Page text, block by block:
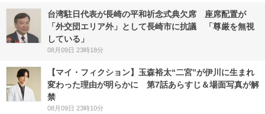
台湾駐日代表が長崎の平和祈念式典欠席 座席配置が
「外交団エリア外」として長崎市に抗議 「尊厳を無視
している」
08月09日 23時18分
【マイ・フィクション】玉森裕太“二宮”が伊川に生まれ
変わった理由が明らかに 第7話あらすじ＆場面写真が解
禁
08月09日 23時10分